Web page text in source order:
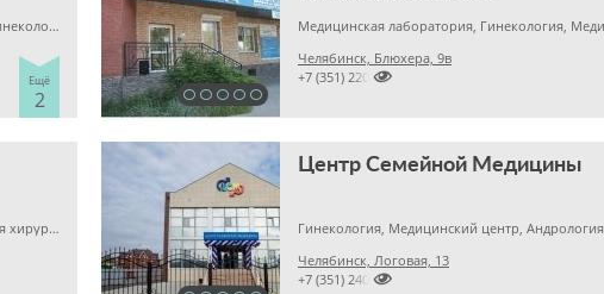
Детская клиника, Медицинская лаборатория, Гинекология
Ещё
2
Челябинск, Блюхера, 9в

+7 (351) 2201222
Гинекология, Медицинский центр, Пластическая хирургия
Центр Семейной Медицины
Гинекология, Медицинский центр, Андрология
Челябинск, Логовая, 13

+7 (351) 2401999